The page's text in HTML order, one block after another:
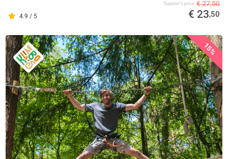
4.9 / 5
Supplier's price € 27,50
€ 23,50
15%